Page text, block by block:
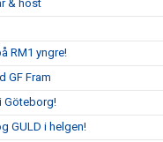
& höst
RM1 yngre!
GF Fram
Göteborg!
GULD i helgen!